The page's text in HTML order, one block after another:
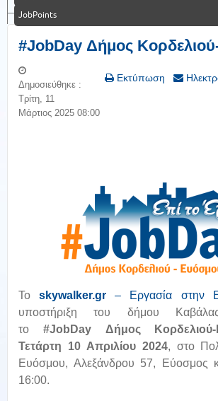
JobPoints
#JobDay Δήμος
Εκτύπωση
Δημοσιεύθηκε :
Τρίτη, 11
Μάρτιος 2025 08:00
Toskywalker.gr – Εργασία στην
υποστήριξη του δήμου Καβάλας
το #JobDay Δήμος Κορδελιού-
Τετάρτη 10 Απριλίου 2024, στο
Ευόσμου, Αλεξάνδρου 57, Εύοσμος
16:00.